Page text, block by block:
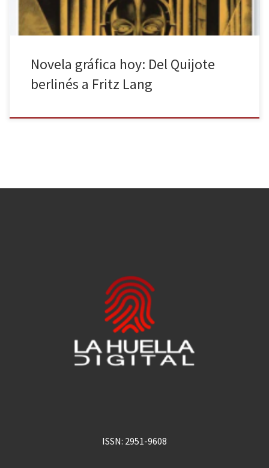
Novela gráfica hoy: Del Quijote
berlinés a Fritz Lang
ISSN: 2951-9608